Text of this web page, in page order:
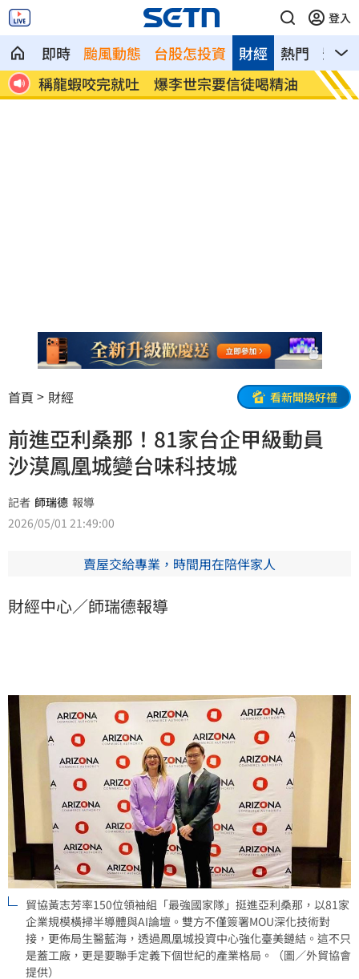
登入
即時 颱風動態 台股怎投資 熱門 影音
財經
稱龍蝦咬完就吐 爆李世宗要信徒喝精油
樂天
首頁 財經 看新聞換好禮
前進亞利桑那！81家台企甲級動員
沙漠鳳凰城變台味科技城
記者 師瑞德 報導
2026/05/01 21:49:00
賣屋交給專業，時間用在陪伴家人
財經中心／師瑞德報導
貿協黃志芳率150位領袖組「最強國家隊」挺進亞利桑那，以81家
企業規模橫掃半導體與AI論壇。雙方不僅簽署MOU深化技術對
接，更佈局生醫藍海，透過鳳凰城投資中心強化臺美鏈結。這不只
是蓋工廠，更是要聯手定義下個世紀的產業格局。（圖／外貿協會
提供）